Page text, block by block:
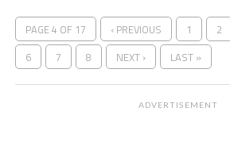
PAGE 4 OF 17 ‹ PREVIOUS 1 2
6
7 8 NEXT › LAST »
ADVERTISEMENT